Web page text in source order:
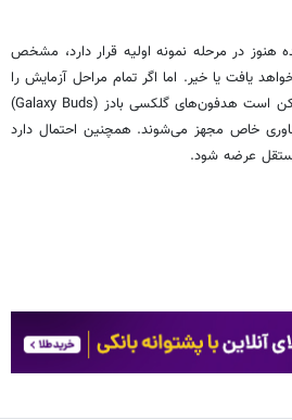
هنوز در مرحله نمونه اولیه قرار دارد، مشخص
یافت یا خیر. اما اگر تمام مراحل آزمایش را
با موفقیت پشت سر بگذارد، ممکن است هدفون‌های گلکسی بادز (Galaxy Buds)
خاص مجهز می‌شوند. همچنین احتمال دارد
عرضه شود.